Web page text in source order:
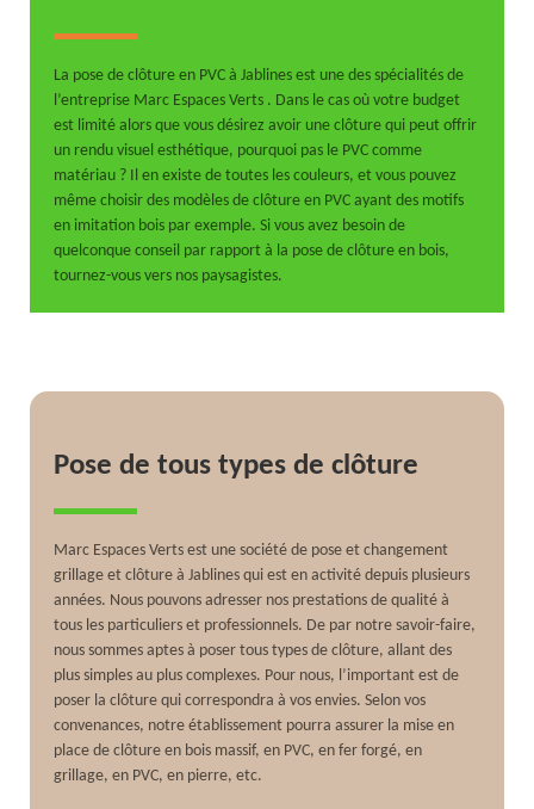
La pose de clôture en PVC à Jablines est une des spécialités de
l’entreprise Marc Espaces Verts . Dans le cas où votre budget
est limité alors que vous désirez avoir une clôture qui peut offrir
un rendu visuel esthétique, pourquoi pas le PVC comme
matériau ? Il en existe de toutes les couleurs, et vous pouvez
même choisir des modèles de clôture en PVC ayant des motifs
en imitation bois par exemple. Si vous avez besoin de
quelconque conseil par rapport à la pose de clôture en bois,
tournez-vous vers nos paysagistes.
Pose de tous types de clôture
Marc Espaces Verts est une société de pose et changement
grillage et clôture à Jablines qui est en activité depuis plusieurs
années. Nous pouvons adresser nos prestations de qualité à
tous les particuliers et professionnels. De par notre savoir-faire,
nous sommes aptes à poser tous types de clôture, allant des
plus simples au plus complexes. Pour nous, l’important est de
poser la clôture qui correspondra à vos envies. Selon vos
convenances, notre établissement pourra assurer la mise en
place de clôture en bois massif, en PVC, en fer forgé, en
grillage, en PVC, en pierre, etc.